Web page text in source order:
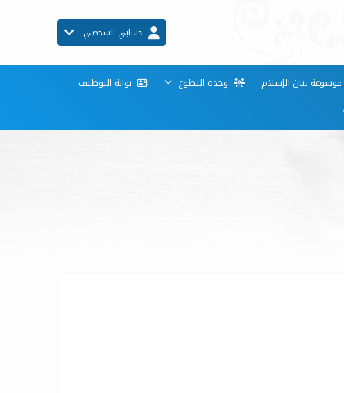
حسابي الشخصي
موسوعة بيان الإسلام وحدة التطوع
بوابة التوظيف